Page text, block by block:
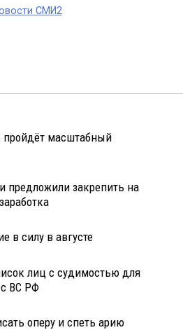
СМИ2
пройдёт масштабный
предложили закрепить на
в силу в августе
лиц с судимостью для
с ВС РФ
оперу и спеть арию